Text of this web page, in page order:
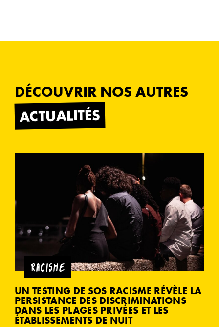
DÉCOUVRIR NOS AUTRES
ACTUALITÉS
RACISME
UN TESTING DE SOS RACISME RÉVÈLE LA
PERSISTANCE DES DISCRIMINATIONS
DANS LES PLAGES PRIVÉES ET LES
ÉTABLISSEMENTS DE NUIT